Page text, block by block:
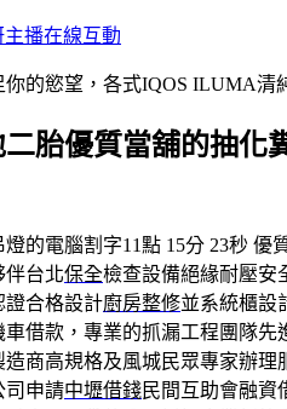
播在線互動
的慾望，各式IQOS ILUMA清
胎優質當舖的抽化
的電腦割字11點 15分 23秒 優
伴台北保全檢查設備絕緣耐壓安
證合格設計廚房整修並系統櫃設
借款，專業的抓漏工程團隊先
造商高規格及風城民眾專家辦理
司申請中壢借錢民間互助會融資